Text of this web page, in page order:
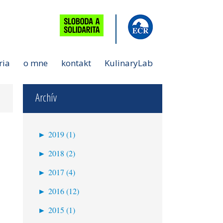
o mne kontakt KulinaryLab
Archív
► 2019 (1)
► 2018 (2)
► 2017 (4)
máj (1)
► 2016 (12)
► 2015 (1)